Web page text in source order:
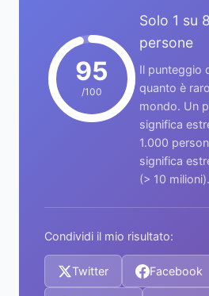
95
/100
Solo 1 su
persone
Il punteggio
quanto è
mondo. Un
significa
1.000
significa
(> 10 milioni).
Condividi il mio risultato:
Twitter Facebook